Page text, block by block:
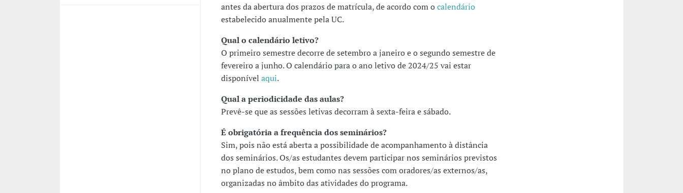
antes da abertura dos prazos de matrícula, de acordo com ocalendário
estabelecido anualmente pela UC.
Qual o calendário letivo?
O primeiro semestre decorre de setembro a janeiro e o segundo semestre de
fevereiro a junho. O calendário para o ano letivo de 2024/25 vai estar
disponível aqui.
Qual a periodicidade das aulas?
Prevê-se que as sessões letivas decorram à sexta-feira e sábado.
É obrigatória a frequência dos seminários?
Sim, pois não está aberta a possibilidade de acompanhamento à distância
dos seminários. Os/as estudantes devem participar nos seminários previstos
no plano de estudos, bem como nas sessões com oradores/as externos/as,
organizadas no âmbito das atividades do programa.